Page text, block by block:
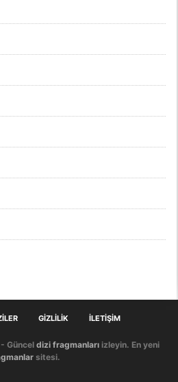
GIZLILIK İLETIŞIM
Güncel dizi fragmanları izleyin. En yeni
sitesi.